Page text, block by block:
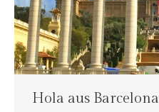
Hola aus Barcelona